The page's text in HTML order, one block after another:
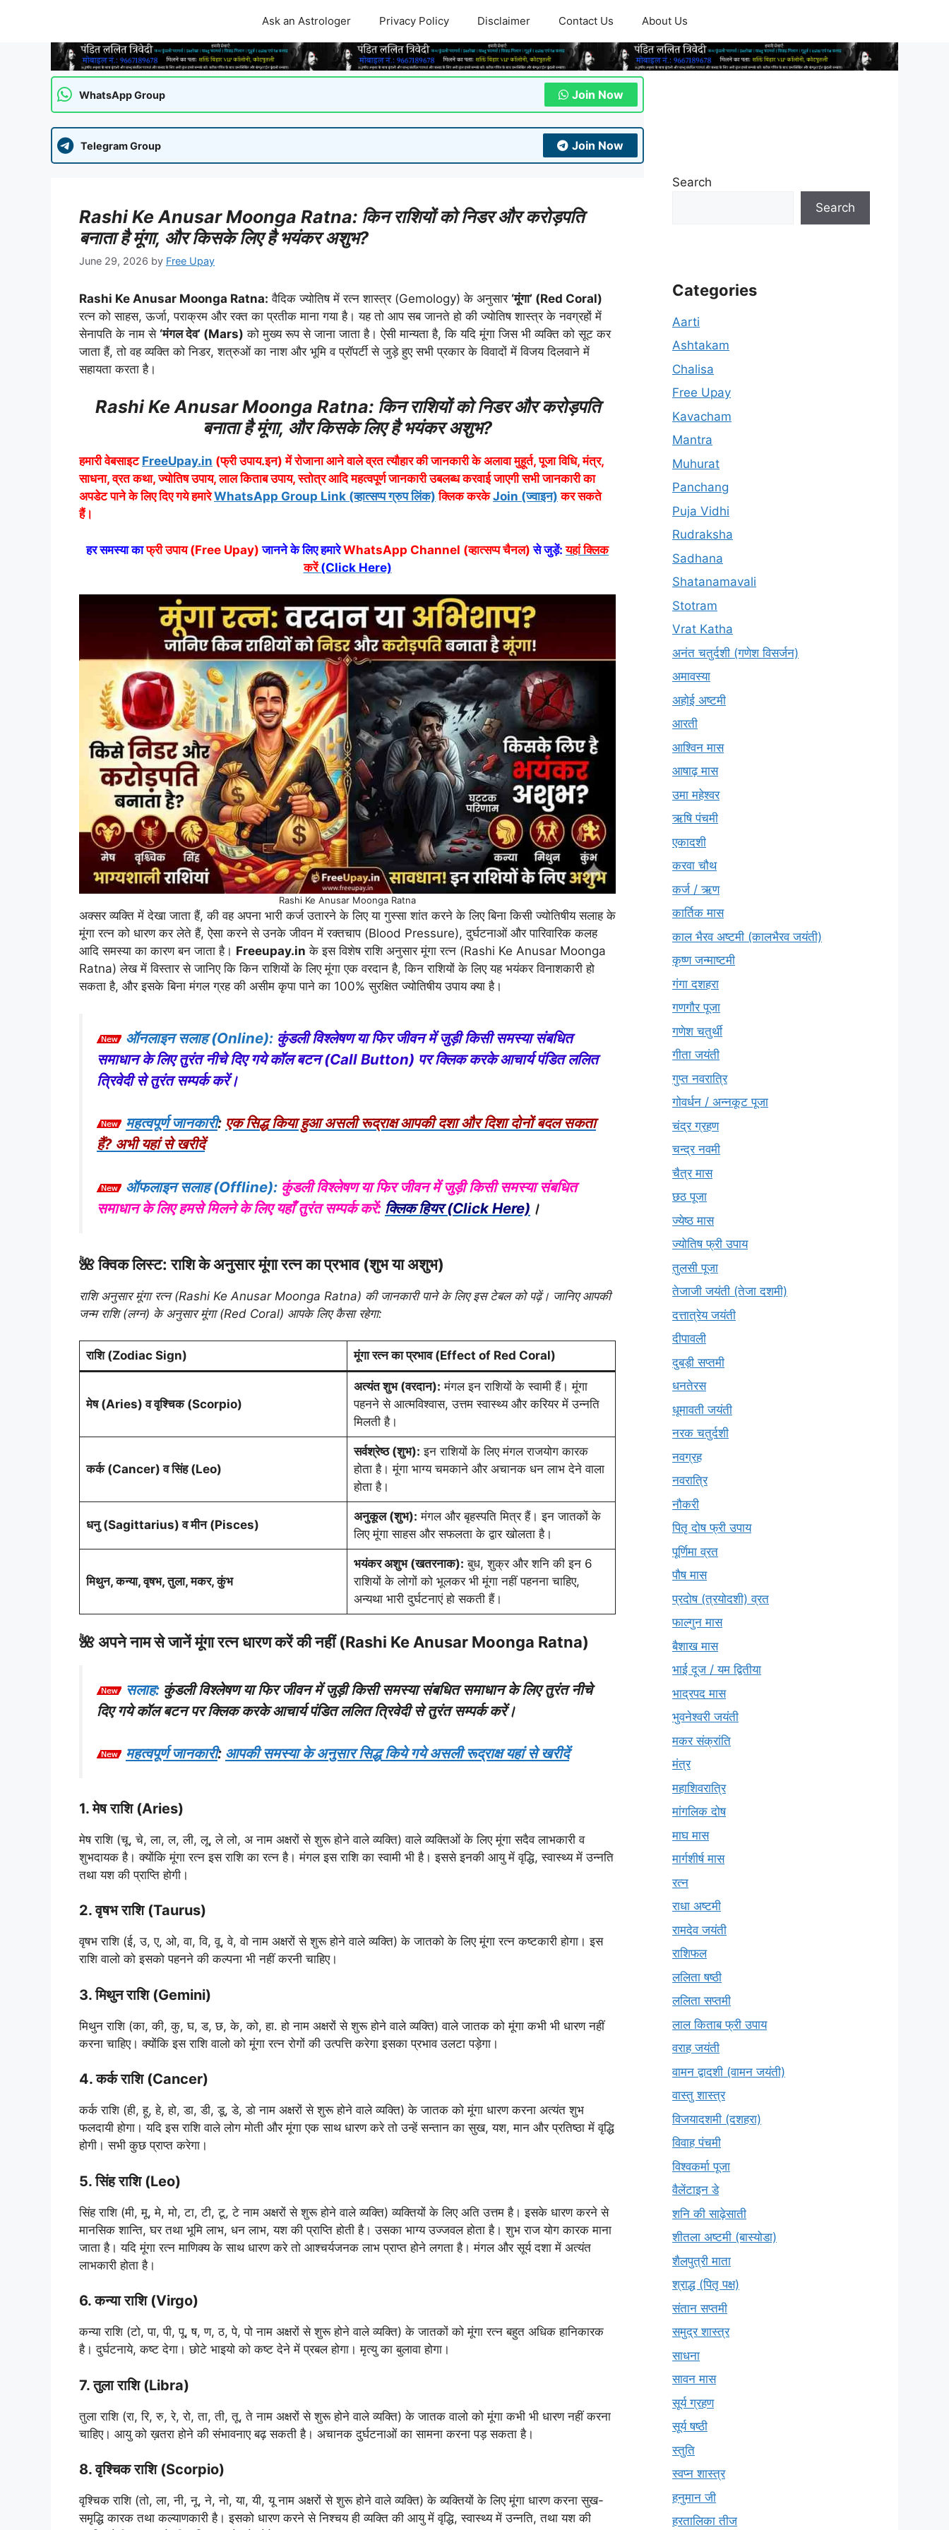
Ask an Astrologer Privacy Policy Disclaimer Contact Us About Us
WhatsApp Group Join Now
Telegram Group Join Now
Rashi Ke Anusar Moonga Ratna: किन राशियों को निडर और करोड़पति
बनाता है मूंगा, और किसके लिए है भयंकर अशुभ?
June 29, 2026 by Free Upay
Rashi Ke Anusar Moonga Ratna: वैदिक ज्योतिष में रत्न शास्त्र (Gemology) के अनुसार ‘मूंगा’ (Red Coral)
रत्न को साहस, ऊर्जा, पराक्रम और रक्त का प्रतीक माना गया है। यह तो आप सब जानते हो की ज्योतिष शास्त्र के नवग्रहों में
सेनापति के नाम से ‘मंगल देव’ (Mars) को मुख्य रूप से जाना जाता है। ऐसी मान्यता है, कि यदि मूंगा जिस भी व्यक्ति को सूट कर
जाता हैं, तो वह व्यक्ति को निडर, शत्रुओं का नाश और भूमि व प्रॉपर्टी से जुड़े हुए सभी प्रकार के विवादों में विजय दिलवाने में
सहायता करता है।
Rashi Ke Anusar Moonga Ratna: किन राशियों को निडर और करोड़पति
बनाता है मूंगा, और किसके लिए है भयंकर अशुभ?
हमारी वेबसाइट FreeUpay.in (फ्री उपाय.इन) में रोजाना आने वाले व्रत त्यौहार की जानकारी के अलावा मुहूर्त, पूजा विधि, मंत्र,
साधना, व्रत कथा, ज्योतिष उपाय, लाल किताब उपाय, स्तोत्र आदि महत्वपूर्ण जानकारी उबलब्ध करवाई जाएगी सभी जानकारी का
अपडेट पाने के लिए दिए गये हमारेWhatsApp Group Link (व्हात्सप्प ग्रुप लिंक) क्लिक करकेJoin (ज्वाइन) कर सकते
हैं।
हर समस्या काफ्री उपाय (Free Upay) जानने के लिए हमारेWhatsApp Channel (व्हात्सप्प चैनल) से जुड़ें:यहां क्लिक
करें(Click Here)
Rashi Ke Anusar Moonga Ratna
अक्सर व्यक्ति में देखा जाता हैं, की वह अपना भारी कर्ज उतारने के लिए या गुस्सा शांत करने के लिए बिना किसी ज्योतिषीय सलाह के
मूंगा रत्न को धारण कर लेते हैं, ऐसा करने से उनके जीवन में रक्तचाप (Blood Pressure), दुर्घटनाओं और पारिवारिक कलह
आदि समस्या का कारण बन जाता है। Freeupay.in के इस विशेष राशि अनुसार मूंगा रत्न (Rashi Ke Anusar Moonga
Ratna) लेख में विस्तार से जानिए कि किन राशियों के लिए मूंगा एक वरदान है, किन राशियों के लिए यह भयंकर विनाशकारी हो
सकता है, और इसके बिना मंगल ग्रह की असीम कृपा पाने का 100% सुरक्षित ज्योतिषीय उपाय क्या है।
ऑनलाइन सलाह (Online): कुंडली विश्लेषण या फिर जीवन में जुड़ी किसी समस्या संबधित
समाधान के लिए तुरंत नीचे दिए गये कॉल बटन (Call Button) पर क्लिक करके आचार्य पंडित ललित
त्रिवेदी से तुरंत सम्पर्क करें।
महत्वपूर्ण जानकारी: एक सिद्ध किया हुआ असली रूद्राक्ष आपकी दशा और दिशा दोनों बदल सकता
हैं? अभी यहां से खरीदें
ऑफलाइन सलाह (Offline): कुंडली विश्लेषण या फिर जीवन में जुड़ी किसी समस्या संबधित
समाधान के लिए हमसे मिलने के लिए यहाँ तुरंत सम्पर्क करें: क्लिक हियर (Click Here) ।
🌺 क्विक लिस्ट: राशि के अनुसार मूंगा रत्न का प्रभाव (शुभ या अशुभ)
राशि अनुसार मूंगा रत्न (Rashi Ke Anusar Moonga Ratna) की जानकारी पाने के लिए इस टेबल को पढ़ें। जानिए आपकी
जन्म राशि (लग्न) के अनुसार मूंगा (Red Coral) आपके लिए कैसा रहेगा:
राशि (Zodiac Sign) मूंगा रत्न का प्रभाव (Effect of Red Coral)
मेष (Aries) व वृश्चिक (Scorpio)
अत्यंत शुभ (वरदान): मंगल इन राशियों के स्वामी हैं। मूंगा
पहनने से आत्मविश्वास, उत्तम स्वास्थ्य और करियर में उन्नति
मिलती है।
कर्क (Cancer) व सिंह (Leo)
सर्वश्रेष्ठ (शुभ): इन राशियों के लिए मंगल राजयोग कारक
होता है। मूंगा भाग्य चमकाने और अचानक धन लाभ देने वाला
होता है।
धनु (Sagittarius) व मीन (Pisces)
अनुकूल (शुभ): मंगल और बृहस्पति मित्र हैं। इन जातकों के
लिए मूंगा साहस और सफलता के द्वार खोलता है।
मिथुन, कन्या, वृषभ, तुला, मकर, कुंभ
भयंकर अशुभ (खतरनाक): बुध, शुक्र और शनि की इन 6
राशियों के लोगों को भूलकर भी मूंगा नहीं पहनना चाहिए,
अन्यथा भारी दुर्घटनाएं हो सकती हैं।
🌺 अपने नाम से जानें मूंगा रत्न धारण करें की नहीं (Rashi Ke Anusar Moonga Ratna)
सलाह: कुंडली विश्लेषण या फिर जीवन में जुड़ी किसी समस्या संबधित समाधान के लिए तुरंत नीचे
दिए गये कॉल बटन पर क्लिक करके आचार्य पंडित ललित त्रिवेदी से तुरंत सम्पर्क करें।
महत्वपूर्ण जानकारी: आपकी समस्या के अनुसार सिद्ध किये गये असली रूद्राक्ष यहां से खरीदें
1. मेष राशि (Aries)
मेष राशि (चू, चे, ला, ल, ली, लू, ले लो, अ नाम अक्षरों से शुरू होने वाले व्यक्ति) वाले व्यक्तिओं के लिए मूंगा सदैव लाभकारी व
शुभदायक है। क्योंकि मूंगा रत्न इस राशि का रत्न है। मंगल इस राशि का स्वामी भी है। इससे इनकी आयु में वृद्धि, स्वास्थ्य में उन्नति
तथा यश की प्राप्ति होगी।
2. वृषभ राशि (Taurus)
वृषभ राशि (ई, उ, ए, ओ, वा, वि, वू, वे, वो नाम अक्षरों से शुरू होने वाले व्यक्ति) के जातको के लिए मूंगा रत्न कष्टकारी होगा। इस
राशि वालो को इसको पहनने की कल्पना भी नहीं करनी चाहिए।
3. मिथुन राशि (Gemini)
मिथुन राशि (का, की, कु, घ, ड, छ, के, को, हा. हो नाम अक्षरों से शुरू होने वाले व्यक्ति) वाले जातक को मूंगा कभी भी धारण नहीं
करना चाहिए। क्योंकि इस राशि वालो को मूंगा रत्न रोगों की उत्पत्ति करेगा इसका प्रभाव उलटा पड़ेगा।
4. कर्क राशि (Cancer)
कर्क राशि (ही, हू, हे, हो, डा, डी, डू, डे, डो नाम अक्षरों से शुरू होने वाले व्यक्ति) के जातक को मूंगा धारण करना अत्यंत शुभ
फलदायी होगा। यदि इस राशि वाले लोग मोती और मूंगा एक साथ धारण करे तो उन्हें सन्तान का सुख, यश, मान और प्रतिष्ठा में वृद्धि
होगी। सभी कुछ प्राप्त करेगा।
5. सिंह राशि (Leo)
सिंह राशि (मी, मू, मे, मो, टा, टी, टू, टे नाम अक्षरों से शुरू होने वाले व्यक्ति) व्यक्तियों के लिए अति उत्तम है। इसके धारण करने से
मानसिक शान्ति, घर तथा भूमि लाभ, धन लाभ, यश की प्राप्ति होती है। उसका भाग्य उज्जवल होता है। शुभ राज योग कारक माना
जाता है। यदि मूंगा रत्न माणिक्य के साथ धारण करे तो आश्चर्यजनक लाभ प्राप्त होने लगता है। मंगल और सूर्य दशा में अत्यंत
लाभकारी होता है।
6. कन्या राशि (Virgo)
कन्या राशि (टो, पा, पी, पू, ष, ण, ठ, पे, पो नाम अक्षरों से शुरू होने वाले व्यक्ति) के जातकों को मूंगा रत्न बहुत अधिक हानिकारक
है। दुर्घटनाये, कष्ट देगा। छोटे भाइयो को कष्ट देने में प्रबल होगा। मृत्यु का बुलावा होगा।
7. तुला राशि (Libra)
तुला राशि (रा, रि, रु, रे, रो, ता, ती, तू, ते नाम अक्षरों से शुरू होने वाले व्यक्ति) के जातक वालो को मूंगा कभी भी धारण नहीं करना
चाहिए। आयु को ख़तरा होने की संभावनाए बढ़ सकती है। अचानक दुर्घटनाओं का सामना करना पड़ सकता है।
8. वृश्चिक राशि (Scorpio)
वृश्चिक राशि (तो, ला, नी, नू, ने, नो, या, यी, यू नाम अक्षरों से शुरू होने वाले व्यक्ति) के व्यक्तियों के लिए मूंगा धारण करना सुख-
समृद्धि कारक तथा कल्याणकारी है। इसको धारण करने से निश्चय ही व्यक्ति की आयु में वृद्धि, स्वास्थ्य में उन्नति, तथा यश की
Search
Search
Categories
Aarti
Ashtakam
Chalisa
Free Upay
Kavacham
Mantra
Muhurat
Panchang
Puja Vidhi
Rudraksha
Sadhana
Shatanamavali
Stotram
Vrat Katha
अनंत चतुर्दशी (गणेश विसर्जन)
अमावस्या
अहोई अष्टमी
आरती
आश्विन मास
आषाढ़ मास
उमा महेश्वर
ऋषि पंचमी
एकादशी
करवा चौथ
कर्ज / ऋण
कार्तिक मास
काल भैरव अष्टमी (कालभैरव जयंती)
कृष्ण जन्माष्टमी
गंगा दशहरा
गणगौर पूजा
गणेश चतुर्थी
गीता जयंती
गुप्त नवरात्रि
गोवर्धन / अन्नकूट पूजा
चंद्र ग्रहण
चन्द्र नवमी
चैत्र मास
छठ पूजा
ज्येष्ठ मास
ज्योतिष फ्री उपाय
तुलसी पूजा
तेजाजी जयंती (तेजा दशमी)
दत्तात्रेय जयंती
दीपावली
दुबड़ी सप्तमी
धनतेरस
धूमावती जयंती
नरक चतुर्दशी
नवग्रह
नवरात्रि
नौकरी
पितृ दोष फ्री उपाय
पूर्णिमा व्रत
पौष मास
प्रदोष (त्रयोदशी) व्रत
फाल्गुन मास
बैशाख मास
भाई दूज / यम द्वितीया
भाद्रपद मास
भुवनेश्वरी जयंती
मकर संक्रांति
मंत्र
महाशिवरात्रि
मांगलिक दोष
माघ मास
मार्गशीर्ष मास
रत्न
राधा अष्टमी
रामदेव जयंती
राशिफल
ललिता षष्ठी
ललिता सप्तमी
लाल किताब फ्री उपाय
वराह जयंती
वामन द्वादशी (वामन जयंती)
वास्तु शास्त्र
विजयादशमी (दशहरा)
विवाह पंचमी
विश्वकर्मा पूजा
वैलेंटाइन डे
शनि की साढ़ेसाती
शीतला अष्टमी (बास्योडा)
शैलपुत्री माता
श्राद्ध (पितृ पक्ष)
संतान सप्तमी
समुद्र शास्त्र
साधना
सावन मास
सूर्य ग्रहण
सूर्य षष्ठी
स्तुति
स्वप्न शास्त्र
हनुमान जी
हरतालिका तीज